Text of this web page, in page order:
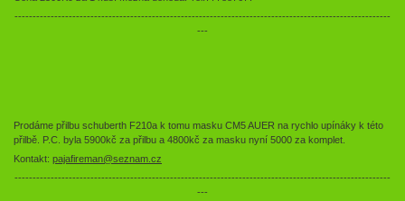
--------------------------------------------------------------------------------------------------------
---
Prodáme přilbu schuberth F210a k tomu masku CM5 AUER na rychlo upínáky k této
přilbě. P.C. byla 5900kč za přilbu a 4800kč za masku nyní 5000 za komplet.
Kontakt: pajafireman@seznam.cz
--------------------------------------------------------------------------------------------------------
---